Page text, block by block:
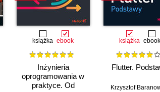
książka ebook
Inżynieria
oprogramowania w
praktyce. Od
książka ebook
Flutter.
Krzysztof